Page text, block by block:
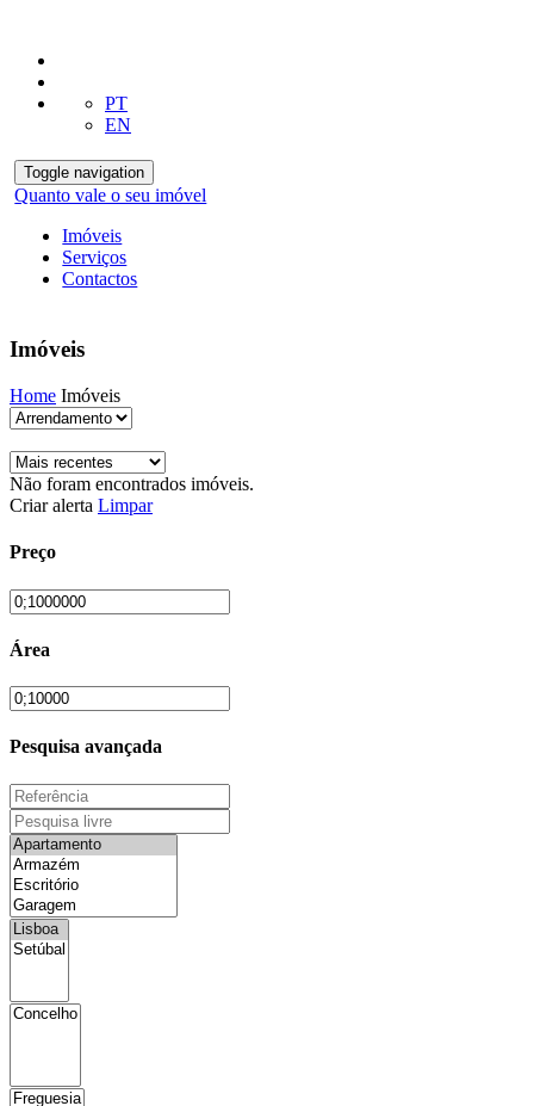
PT
EN
Toggle navigation
Quanto vale o seu imóvel
Imóveis
Serviços
Contactos
Imóveis
Home Imóveis
Não foram encontrados imóveis.
Criar alerta Limpar
Preço
Área
Pesquisa avançada